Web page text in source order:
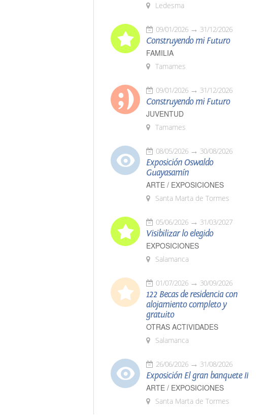
Ledesma
09/01/2026 31/12/2026
Construyendo mi Futuro
FAMILIA
Tamames
09/01/2026 31/12/2026
Construyendo mi Futuro
JUVENTUD
Tamames
08/05/2026 30/08/2026
Exposición Oswaldo
Guayasamín
ARTE / EXPOSICIONES
Santa Marta de Tormes
05/06/2026 31/03/2027
Visibilizar lo elegido
EXPOSICIONES
Salamanca
01/07/2026 30/09/2026
122 Becas de residencia con
alojamiento completo y
gratuito
OTRAS ACTIVIDADES
Salamanca
26/06/2026 31/08/2026
Exposición El gran banquete II
ARTE / EXPOSICIONES
Santa Marta de Tormes